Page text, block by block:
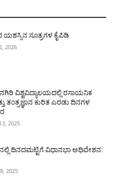
ಯಶಸ್ಸಿನ ಸೂತ್ರಗಳ ಕೈಪಿಡಿ
2026
ವಿಶ್ವವಿದ್ಯಾಲಯದಲ್ಲಿ ರಸಾಯನಿಕ
ತಂತ್ರಜ್ಞಾನ ಕುರಿತ ಎರಡು ದಿನಗಳ
2025
ದಿನದಮಟ್ಟಿಗೆ ವಿಧಾನಭಾ ಅಧಿವೇಶನ:
2025